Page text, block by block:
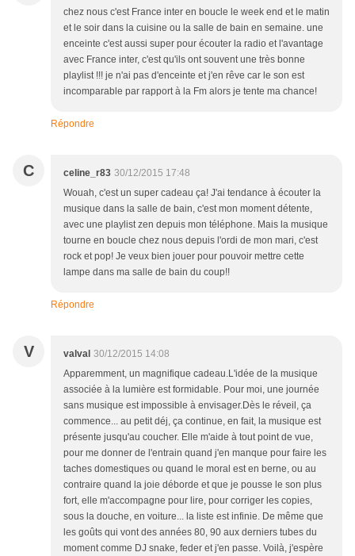
chez nous c'est France inter en boucle le week end et le matin
et le soir dans la cuisine ou la salle de bain en semaine. une
enceinte c'est aussi super pour écouter la radio et l'avantage
avec France inter, c'est qu'ils ont souvent une très bonne
playlist !!! je n'ai pas d'enceinte et j'en rêve car le son est
incomparable par rapport à la Fm alors je tente ma chance!
Répondre
C celine_r83 30/12/2015 17:48
Wouah, c'est un super cadeau ça! J'ai tendance à écouter la
musique dans la salle de bain, c'est mon moment détente,
avec une playlist zen depuis mon téléphone. Mais la musique
tourne en boucle chez nous depuis l'ordi de mon mari, c'est
rock et pop! Je veux bien jouer pour pouvoir mettre cette
lampe dans ma salle de bain du coup!!
Répondre
V valval 30/12/2015 14:08
Apparemment, un magnifique cadeau.L'idée de la musique
associée à la lumière est formidable. Pour moi, une journée
sans musique est impossible à envisager.Dès le réveil, ça
commence... au petit déj, ça continue, en fait, la musique est
présente jusqu'au coucher. Elle m'aide à tout point de vue,
pour me donner de l'entrain quand j'en manque pour faire les
taches domestiques ou quand le moral est en berne, ou au
contraire quand la joie déborde et que je pousse le son plus
fort, elle m'accompagne pour lire, pour corriger les copies,
sous la douche, en voiture... la liste est infinie. De même que
les goûts qui vont des années 80, 90 aux derniers tubes du
moment comme DJ snake, feder et j'en passe. Voilà, j'espère